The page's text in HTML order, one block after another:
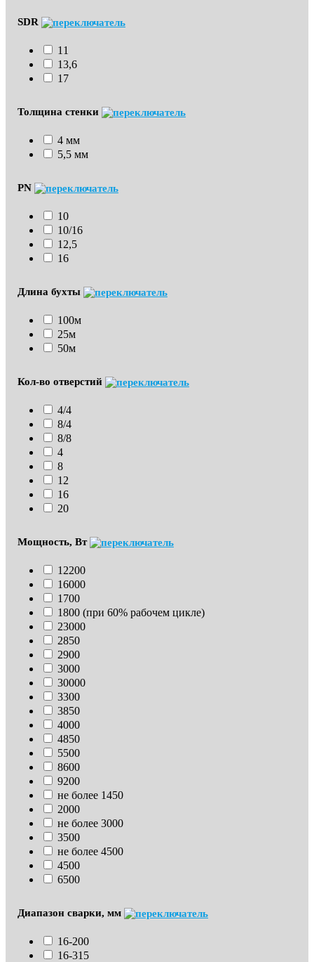
SDR
11
13,6
17
Толщина стенки
4 мм
5,5 мм
PN
10
10/16
12,5
16
Длина бухты
100м
25м
50м
Кол-во отверстий
4/4
8/4
8/8
4
8
12
16
20
Мощность, Вт
12200
16000
1700
1800 (при 60% рабочем цикле)
23000
2850
2900
3000
30000
3300
3850
4000
4850
5500
8600
9200
не более 1450
2000
не более 3000
3500
не более 4500
4500
6500
Диапазон сварки, мм
16-200
16-315